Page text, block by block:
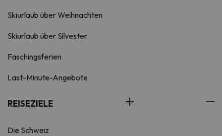
Skiurlaub über Weihnachten
Skiurlaub über Silvester
Faschingsferien
Last-Minute-Angebote
REISEZIELE
Die Schweiz